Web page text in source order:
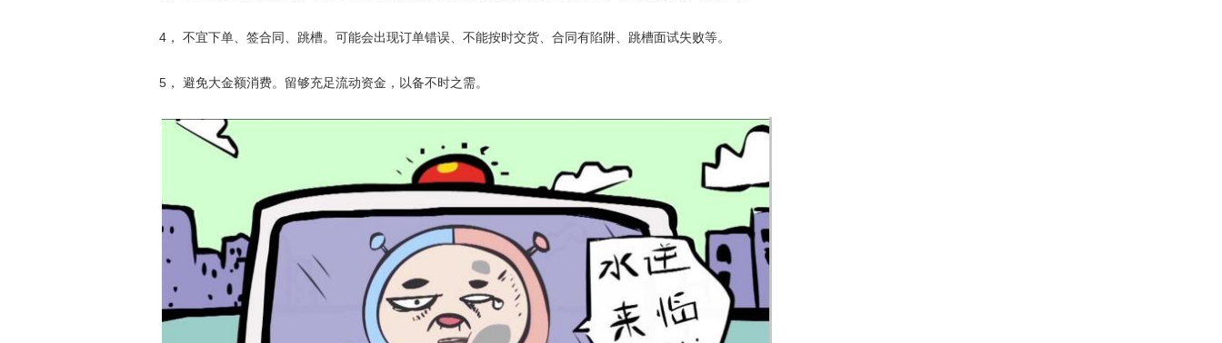
4， 不宜下单、签合同、跳槽。可能会出现订单错误、不能按时交货、合同有陷阱、跳槽面试失败等。
5， 避免大金额消费。留够充足流动资金，以备不时之需。